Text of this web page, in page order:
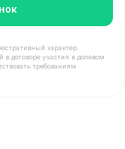
характер.
в договоре участия в долевом
требованиям